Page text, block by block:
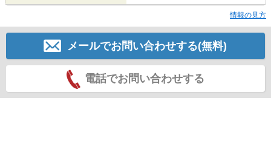
情報の見方
メールでお問い合わせする(無料)
電話でお問い合わせする